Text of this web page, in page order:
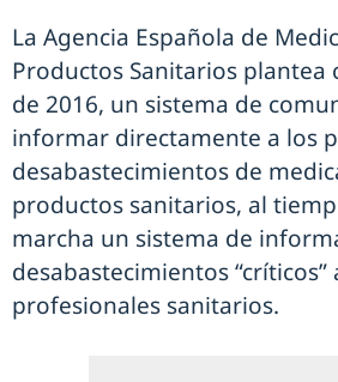
La Agencia Española de
Productos Sanitarios plantea
de 2016, un sistema de
informar directamente a los
desabastecimientos de
productos sanitarios, al
marcha un sistema de
desabastecimientos “críticos”
profesionales sanitarios.